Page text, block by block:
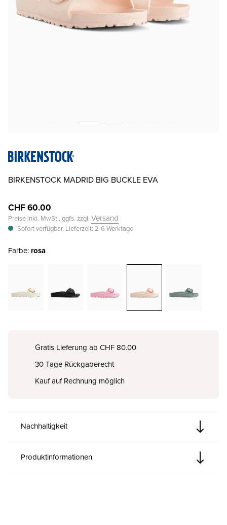
BIRKENSTOCK MADRID BIG BUCKLE EVA
CHF 60.00
Preise inkl. MwSt., ggfs. zzgl. Versand
Sofort verfügbar, Lieferzeit: 2-6 Werktage
Farbe: rosa
Gratis Lieferung ab CHF 80.00
30 Tage Rückgaberecht
Kauf auf Rechnung möglich
Nachhaltigkeit
Produktinformationen